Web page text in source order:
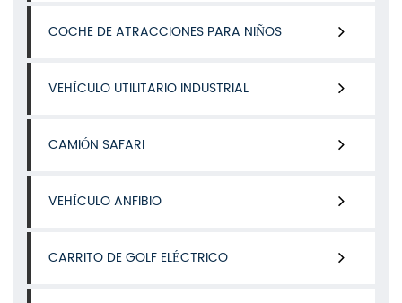
COCHE DE ATRACCIONES PARA NIÑOS
VEHÍCULO UTILITARIO INDUSTRIAL
CAMIÓN SAFARI
VEHÍCULO ANFIBIO
CARRITO DE GOLF ELÉCTRICO